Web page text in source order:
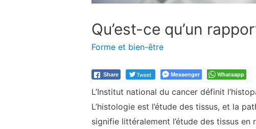
Qu’est-ce qu’un
Forme et bien-être
Share Tweet Messenger Whatsapp
L’Institut national du cancer définit
L’histologie est l’étude des tissus, et la
signifie littéralement l’étude des tissus